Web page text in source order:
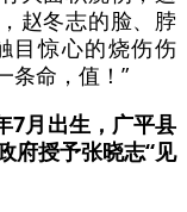
赵冬志的脸、脖
目惊心的烧伤伤
条命，值！”
7月出生，广平县
府授予张晓志“见